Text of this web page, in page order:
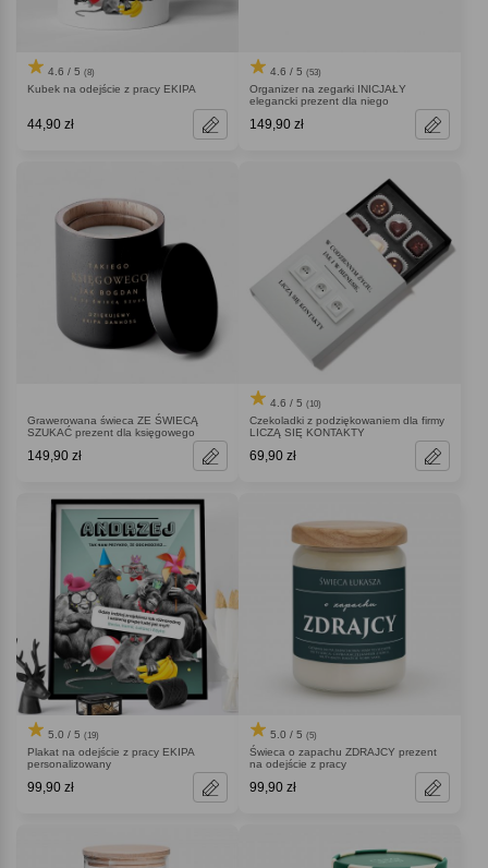
4.6 / 5 (8)
Kubek na odejście z pracy EKIPA
44,90 zł
4.6 / 5 (53)
Organizer na zegarki INICJAŁY
elegancki prezent dla niego
149,90 zł
Grawerowana świeca ZE ŚWIECĄ
SZUKAĆ prezent dla księgowego
149,90 zł
4.6 / 5 (10)
Czekoladki z podziękowaniem dla firmy
LICZĄ SIĘ KONTAKTY
69,90 zł
5.0 / 5 (19)
Plakat na odejście z pracy EKIPA
personalizowany
99,90 zł
5.0 / 5 (5)
Świeca o zapachu ZDRAJCY prezent
na odejście z pracy
99,90 zł